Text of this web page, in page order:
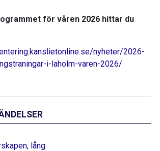
lång
för våren 2026 hittar du
nyheter/2026-
i-laholm-varen-2026/